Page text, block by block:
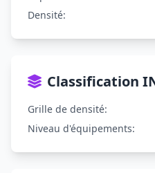
Densité:
Classification
Grille de densité:
Niveau d'équipements: